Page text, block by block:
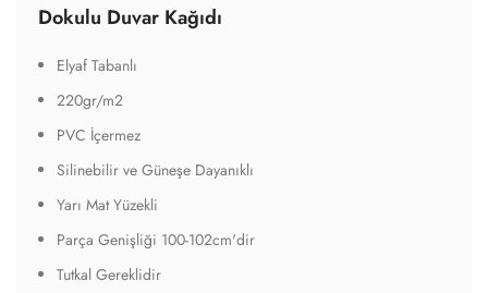
Dokulu Duvar Kağıdı
Elyaf Tabanlı
220gr/m2
PVC İçermez
Silinebilir ve Güneşe Dayanıklı
Yarı Mat Yüzekli
Parça Genişliği 100-102cm'dir
Tutkal Gereklidir